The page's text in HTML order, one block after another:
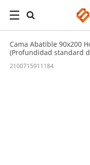
Hogar Cama Abatible
/ Cama
Cama Abatible 90x200
(Profundidad standard
2100715911184